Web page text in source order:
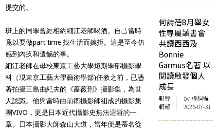
提交的。
班上的同學曾經相約細江老師喝酒。自己當時
竟以要做part time 找生活而婉拒。這是至今仍
感到內疚和遺憾的事。
細江老師在母校東京工藝大學短期學部攝影學
科（現東京工藝大學藝術學部)任教之前，已憑
著拍攝三島由紀夫的《薔薇刑》攝影集，為世
人認識。他與當時由前衛攝影師組成的攝影集
團VIVO，更是日本近代攝影史無法迴避的一
章。日本攝影大師森山大道，當年便是慕名從
何詩蓓8月舉女
性專屬讀書會
共讀西西及
Bonnie
Garmus名著 以
閱讀啟發個人
成長
報導 | by 虛詞編
輯部 | 2026-07-31